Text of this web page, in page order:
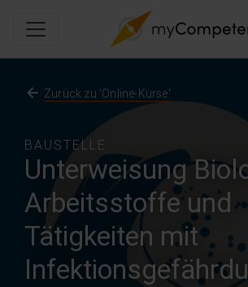
BAUSTELLE
Unterweisung
Arbeitsstoffe und
Tätigkeiten mit
Zurück zu 'Online-Kurse'